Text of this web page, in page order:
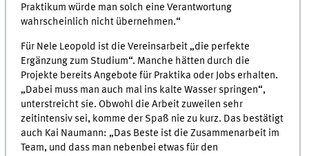
Praktikum würde man solch eine Verantwortung
wahrscheinlich nicht übernehmen.“
Für Nele Leopold ist die Vereinsarbeit „die perfekte
Ergänzung zum Studium“. Manche hätten durch die
Projekte bereits Angebote für Praktika oder Jobs erhalten.
„Dabei muss man auch mal ins kalte Wasser springen“,
unterstreicht sie. Obwohl die Arbeit zuweilen sehr
zeitintensiv sei, komme der Spaß nie zu kurz. Das bestätigt
auch Kai Naumann: „Das Beste ist die Zusammenarbeit im
Team, und dass man nebenbei etwas für den